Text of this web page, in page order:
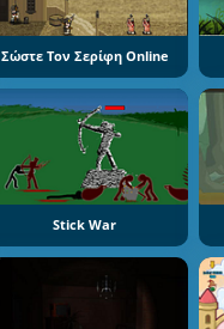
Σώστε Τον Σερίφη Online
Stick War